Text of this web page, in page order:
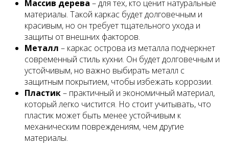
Массив дерева – для тех, кто ценит натуральные
материалы. Такой каркас будет долговечным и
красивым, но он требует тщательного ухода и
защиты от внешних факторов.
Металл – каркас острова из металла подчеркнет
современный стиль кухни. Он будет долговечным и
устойчивым, но важно выбирать металл с
защитным покрытием, чтобы избежать коррозии.
Пластик– практичный и экономичный материал,
который легко чистится. Но стоит учитывать, что
пластик может быть менее устойчивым к
механическим повреждениям, чем другие
материалы.